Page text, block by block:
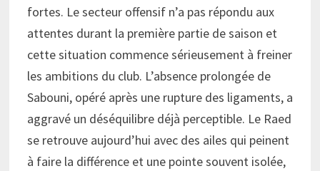
fortes. Le secteur offensif n’a pas répondu aux
attentes durant la première partie de saison et
cette situation commence sérieusement à freiner
les ambitions du club. L’absence prolongée de
Sabouni, opéré après une rupture des ligaments, a
aggravé un déséquilibre déjà perceptible. Le Raed
se retrouve aujourd’hui avec des ailes qui peinent
à faire la différence et une pointe souvent isolée,